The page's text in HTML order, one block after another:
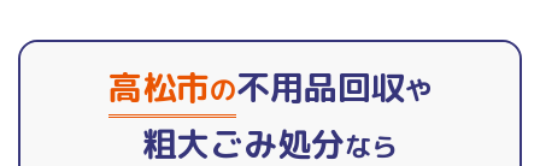
高松市の不用品回収や
粗大ごみ処分なら